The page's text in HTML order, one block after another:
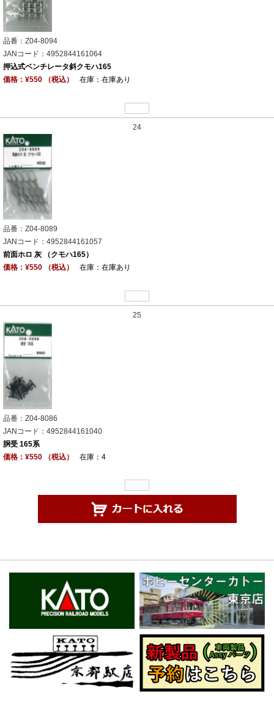
品番：Z04-8094
JANコード：4952844161064
押込式ベンチレータ斜クモハ165
価格：¥550 （税込）
在庫：在庫あり
24
品番：Z04-8089
JANコード：4952844161057
前面ホロ 灰 （クモハ165）
価格：¥550 （税込）
在庫：在庫あり
25
品番：Z04-8086
JANコード：4952844161040
胴受 165系
価格：¥550 （税込）
在庫：4